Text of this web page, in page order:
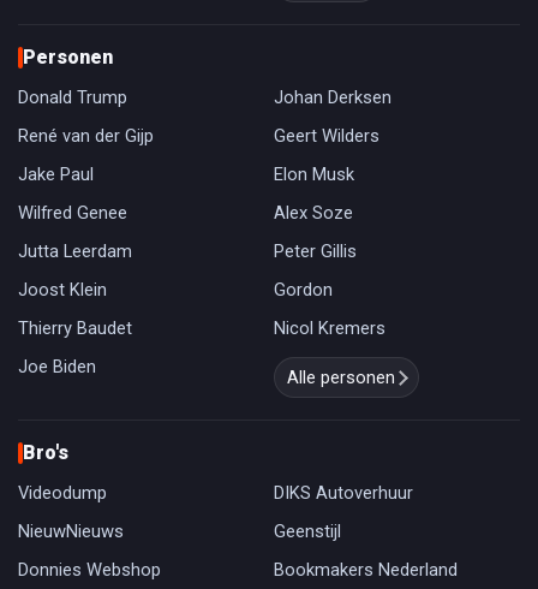
Personen
Donald Trump
Johan Derksen
René van der Gijp
Geert Wilders
Jake Paul
Elon Musk
Wilfred Genee
Alex Soze
Jutta Leerdam
Peter Gillis
Joost Klein
Gordon
Thierry Baudet
Nicol Kremers
Joe Biden
Alle personen
Bro's
Videodump
DIKS Autoverhuur
NieuwNieuws
Geenstijl
Donnies Webshop
Bookmakers Nederland